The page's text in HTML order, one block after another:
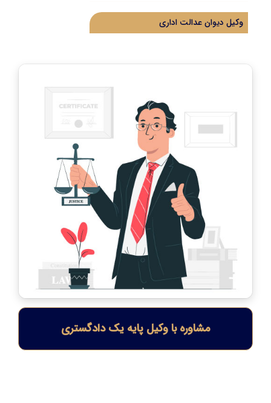
وکیل دیوان عدالت اداری
مشاوره با وکیل پایه یک دادگستری